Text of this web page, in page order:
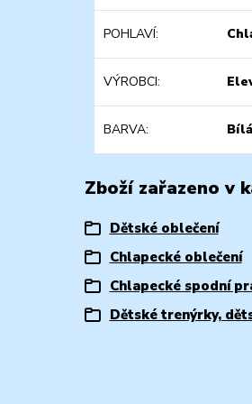
POHLAVÍ
VÝROBCI
BARVA Bílá
Zboží zařazeno v
Dětské oblečení
Chlapecké oblečení
Chlapecké spodní
Dětské trenýrky,